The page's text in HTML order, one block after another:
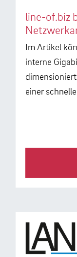
line-of.biz
Im Artikel
interne
einer